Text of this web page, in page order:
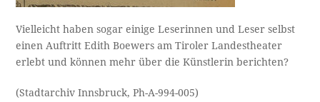
Vielleicht haben sogar einige Leserinnen und Leser selbst
einen Auftritt Edith Boewers am Tiroler Landestheater
erlebt und können mehr über die Künstlerin berichten?
(Stadtarchiv Innsbruck, Ph-A-994-005)